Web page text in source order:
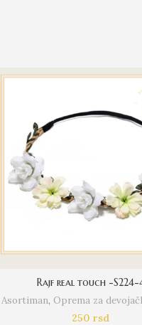
Rajf real touch -S224-
Asortiman, Oprema za
250 rsd